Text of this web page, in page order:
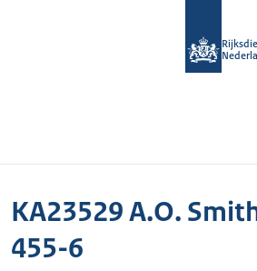
KA23529 A.O.
455-6